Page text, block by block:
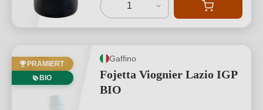
1
PRÄMIERT
BIO
Gaffino
Fojetta Viognier Lazio IGP
BIO